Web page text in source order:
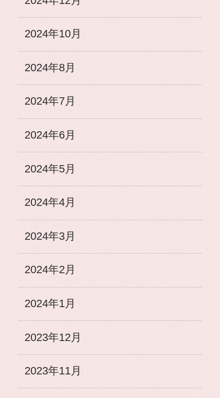
2024年10月
2024年8月
2024年7月
2024年6月
2024年5月
2024年4月
2024年3月
2024年2月
2024年1月
2023年12月
2023年11月